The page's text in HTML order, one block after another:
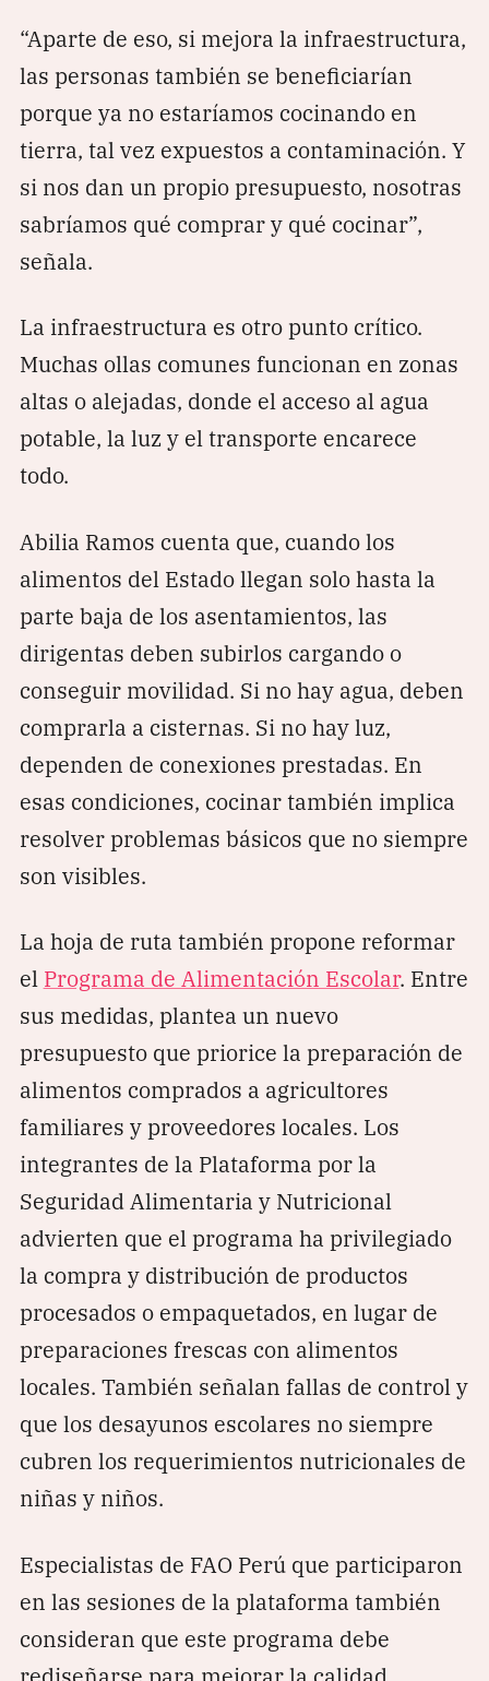
“Aparte de eso, si mejora la infraestructura,
las personas también se beneficiarían
porque ya no estaríamos cocinando en
tierra, tal vez expuestos a contaminación. Y
si nos dan un propio presupuesto, nosotras
sabríamos qué comprar y qué cocinar”,
señala.
La infraestructura es otro punto crítico.
Muchas ollas comunes funcionan en zonas
altas o alejadas, donde el acceso al agua
potable, la luz y el transporte encarece
todo.
Abilia Ramos cuenta que, cuando los
alimentos del Estado llegan solo hasta la
parte baja de los asentamientos, las
dirigentas deben subirlos cargando o
conseguir movilidad. Si no hay agua, deben
comprarla a cisternas. Si no hay luz,
dependen de conexiones prestadas. En
esas condiciones, cocinar también implica
resolver problemas básicos que no siempre
son visibles.
La hoja de ruta también propone reformar
el Programa de Alimentación Escolar. Entre
sus medidas, plantea un nuevo
presupuesto que priorice la preparación de
alimentos comprados a agricultores
familiares y proveedores locales. Los
integrantes de la Plataforma por la
Seguridad Alimentaria y Nutricional
advierten que el programa ha privilegiado
la compra y distribución de productos
procesados o empaquetados, en lugar de
preparaciones frescas con alimentos
locales. También señalan fallas de control y
que los desayunos escolares no siempre
cubren los requerimientos nutricionales de
niñas y niños.
Especialistas de FAO Perú que participaron
en las sesiones de la plataforma también
consideran que este programa debe
rediseñarse para mejorar la calidad